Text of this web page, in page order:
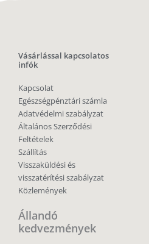
Vásárlással kapcsolatos
infók
Kapcsolat
Egészségpénztári számla
Adatvédelmi szabályzat
Általános Szerződési
Feltételek
Szállítás
Visszaküldési és
visszatérítési szabályzat
Közlemények
Állandó
kedvezmények